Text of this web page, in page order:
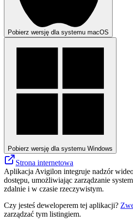
Pobierz wersję dla systemu macOS
Pobierz wersję dla systemu Windows
Strona internetowa
Aplikacja Avigilon integruje nadzór
dostępu, umożliwiając zarządzanie
zdalnie i w czasie rzeczywistym.
Czy jesteś deweloperem tej aplikacji?
zarządzać tym listingiem.